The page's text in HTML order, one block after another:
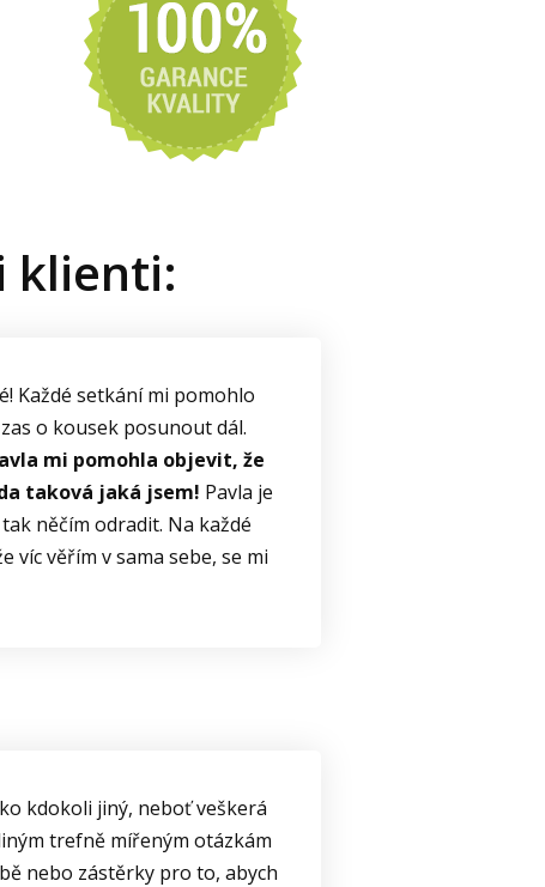
klienti:
Každé setkání mi pomohlo
o kousek posunout dál.
mi pomohla objevit, že
taková jaká jsem! Pavla je
něčím odradit. Na každé
víc věřím v sama sebe, se mi
kdokoli jiný, neboť veškerá
trefně mířeným otázkám
nebo zástěrky pro to, abych